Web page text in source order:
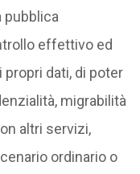
pubblica
effettivo ed
dati, di poter
migrabilità
altri servizi,
ordinario o